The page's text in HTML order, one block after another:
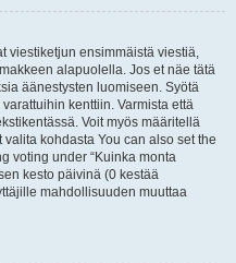
viestiketjun ensimmäistä viestiä,
alapuolella. Jos et näe tätä
äänestysten luomiseen. Syötä
kenttiin. Varmista että
Voit myös määritellä
kohdasta You can also set the
voting under “Kuinka monta
kesto päivinä (0 kestää
mahdollisuuden muuttaa